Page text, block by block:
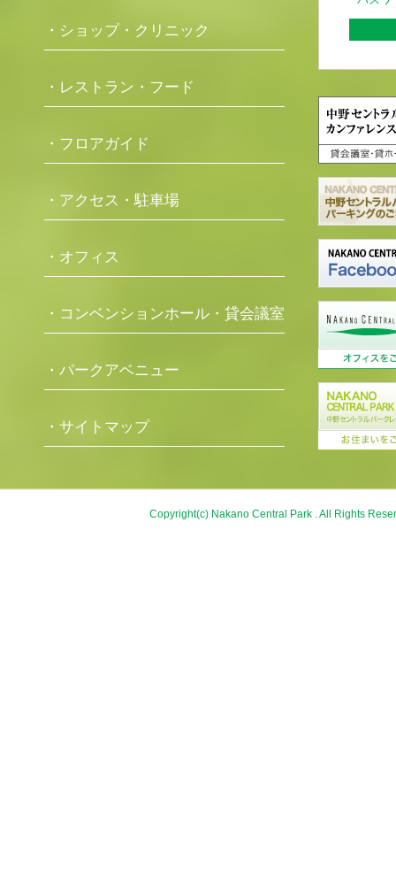
・ショップ・クリニック
・レストラン・フード
・フロアガイド
・アクセス・駐車場
・オフィス
・コンベンションホール・貸会議室
・パークアベニュー
・サイトマップ
Copyright(c) Nakano Central Park . All Rights